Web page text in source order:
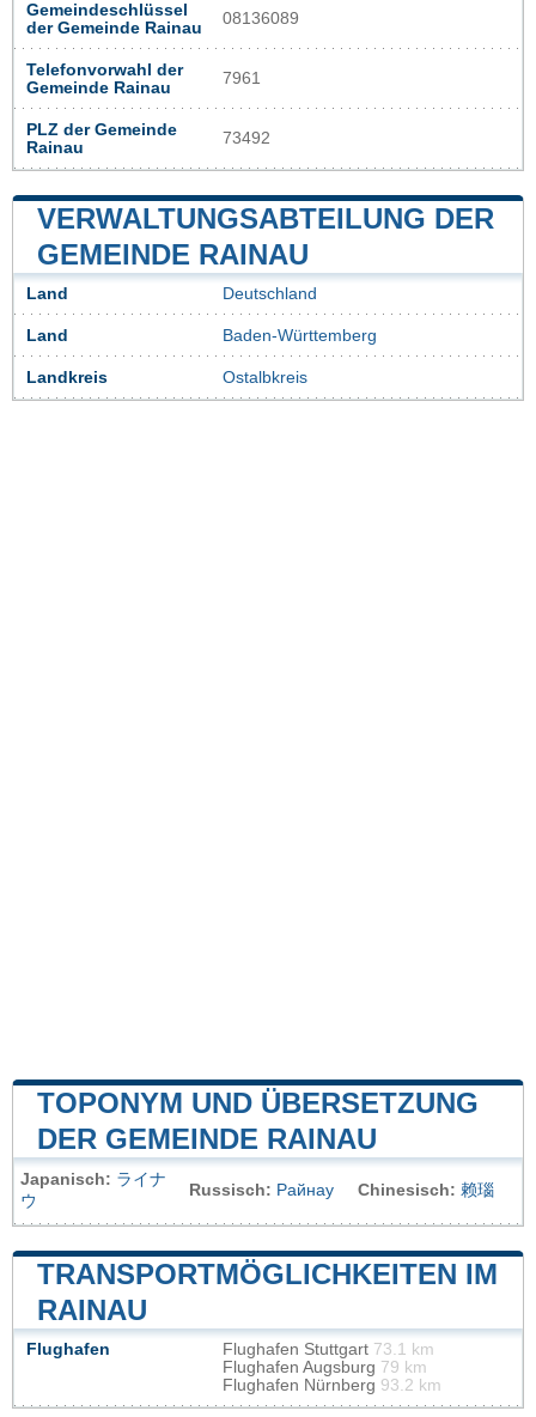
Gemeindeschlüssel
der Gemeinde Rainau
08136089
Telefonvorwahl der
Gemeinde Rainau
7961
PLZ der Gemeinde
Rainau
73492
VERWALTUNGSABTEILUNG DER
GEMEINDE RAINAU
Land Deutschland
Land Baden-Württemberg
Landkreis Ostalbkreis
TOPONYM UND ÜBERSETZUNG
DER GEMEINDE RAINAU
Japanisch: ライナ
ウ
Russisch: Райнау Chinesisch: 赖瑙
TRANSPORTMÖGLICHKEITEN IM
RAINAU
Flughafen Flughafen Stuttgart 73.1 km
Flughafen Augsburg 79 km
Flughafen Nürnberg 93.2 km